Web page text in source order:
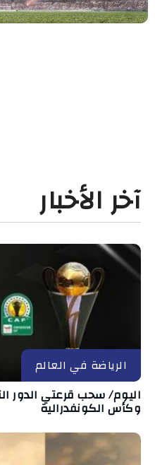
آخر الأخبار
الرياضة في العالم
اليوم/ سحب قرعتي الدور
وكأس الكونفدرالية